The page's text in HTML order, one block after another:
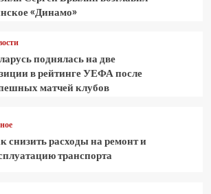
«Динамо»
поднялась на две
в рейтинге УЕФА после
матчей клубов
снизить расходы на ремонт и
транспорта